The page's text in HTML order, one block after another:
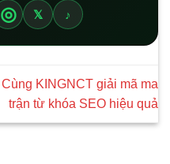
◎ 𝕏 ♪
Cùng KINGNCT giải mã ma
trận từ khóa SEO hiệu quả